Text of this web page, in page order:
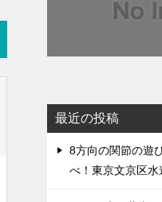
最近の投稿
8方向の関節の遊
べ！東京文京区